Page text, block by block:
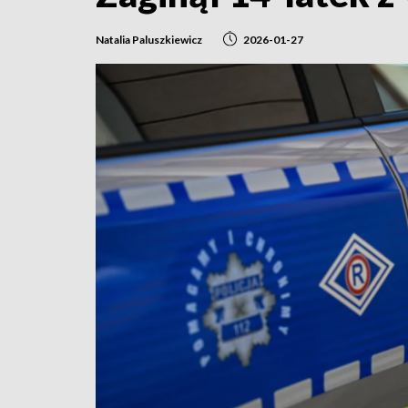
Natalia Paluszkiewicz 2026-01-27